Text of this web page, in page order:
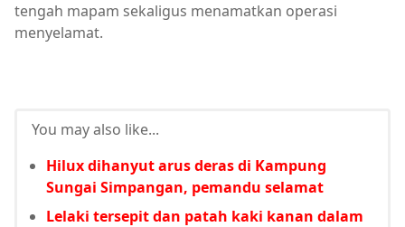
tengah mapam sekaligus menamatkan operasi
menyelamat.
You may also like...
Hilux dihanyut arus deras di Kampung
Sungai Simpangan, pemandu selamat
Lelaki tersepit dan patah kaki kanan dalam